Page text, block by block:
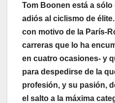
Tom Boonen está a
adiós al ciclismo de
con motivo de la París-
carreras que lo ha
en cuatro ocasiones- y
para despedirse de la
profesión, y su pasión,
el salto a la máxima